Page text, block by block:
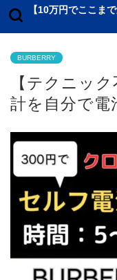
【10万円でここま
BURBERRY
【テクニッ
計を自分で電